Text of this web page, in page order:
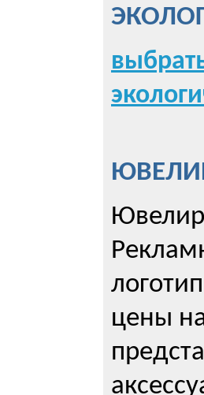
цены